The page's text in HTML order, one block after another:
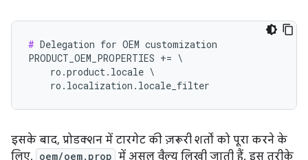
# Delegation for OEM customization
PRODUCT_OEM_PROPERTIES += \
    ro.product.locale \
    ro.localization.locale_filter
इसके बाद, प्रोडक्शन में टारगेट की ज़रूरी शर्तों को पूरा करने के
लिए, oem/oem.prop में असल वैल्यू लिखी जाती हैं. इस तरीके